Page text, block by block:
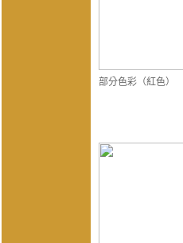
部分色彩（紅色）